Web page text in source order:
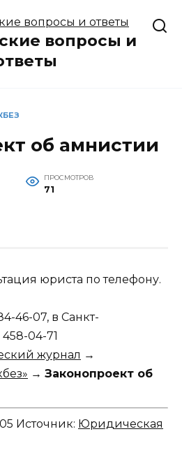
вопросы и
об амнистии
ПРОСМОТРОВ
71
юриста по телефону.
46-07, в Санкт-
458-04-71
журнал →
→ Законопроект об
Источник: Юридическая